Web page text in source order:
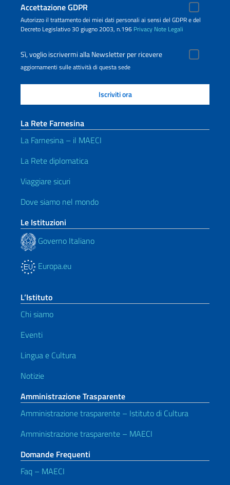
Accettazione GDPR
Autorizzo il trattamento dei miei dati personali ai sensi del GDPR e del
Decreto Legislativo 30 giugno 2003, n.196 Privacy Note Legali
Sì, voglio iscrivermi alla Newsletter per ricevere
aggiornamenti sulle attività di questa sede
La Rete Farnesina
La Farnesina – il MAECI
La Rete diplomatica
Viaggiare sicuri
Dove siamo nel mondo
Le Istituzioni
Governo Italiano
Europa.eu
L’Istituto
Chi siamo
Eventi
Lingua e Cultura
Notizie
Amministrazione Trasparente
Amministrazione trasparente – Istituto di Cultura
Amministrazione trasparente – MAECI
Domande Frequenti
Faq – MAECI